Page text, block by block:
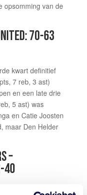
opsomming van de
70-63
kwart definitief
7 reb, 3 ast)
en een late drie
5 ast) was
en Catie Joosten
maar Den Helder
–
40